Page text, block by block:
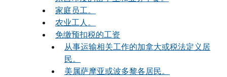
家庭员工。
农业工人。
免缴预扣税的工资
从事运输相关工作的加拿大或税法定义居
民。
美属萨摩亚或波多黎各居民。